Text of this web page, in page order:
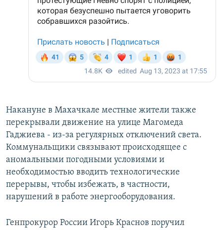
Накануне в Махачкале местные жители также
перекрывали движение на улице Магомеда
Гаджиева - из-за регулярных отключений света.
Коммунальщики связывают происходящее с
аномальными погодными условиями и
необходимостью вводить технологические
перерывы, чтобы избежать, в частности,
нарушений в работе энергооборудования.
Генпрокурор России Игорь Краснов поручил